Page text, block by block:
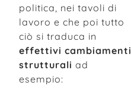
politica, nei tavoli di
lavoro e che poi tutto
ciò si traduca in
effettivi cambiamenti
strutturali ad
esempio: